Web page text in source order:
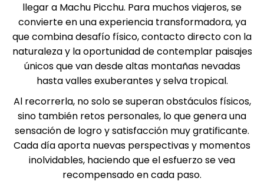
llegar a Machu Picchu. Para muchos viajeros, se
convierte en una experiencia transformadora, ya
que combina desafío físico, contacto directo con la
naturaleza y la oportunidad de contemplar paisajes
únicos que van desde altas montañas nevadas
hasta valles exuberantes y selva tropical.
Al recorrerla, no solo se superan obstáculos físicos,
sino también retos personales, lo que genera una
sensación de logro y satisfacción muy gratificante.
Cada día aporta nuevas perspectivas y momentos
inolvidables, haciendo que el esfuerzo se vea
recompensado en cada paso.